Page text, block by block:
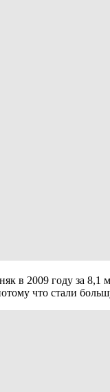
в 2009 году за
что стали